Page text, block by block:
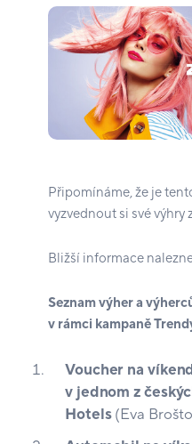
Připomínáme, že je
vyzvednout si své
Bližší informace
Seznam výher a
v rámci kampaně
Voucher na
v jednom z
Hotels(Eva